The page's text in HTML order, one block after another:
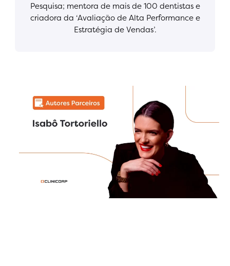
Pesquisa; mentora de mais de 100 dentistas e
criadora da ‘Avaliação de Alta Performance e
Estratégia de Vendas’.